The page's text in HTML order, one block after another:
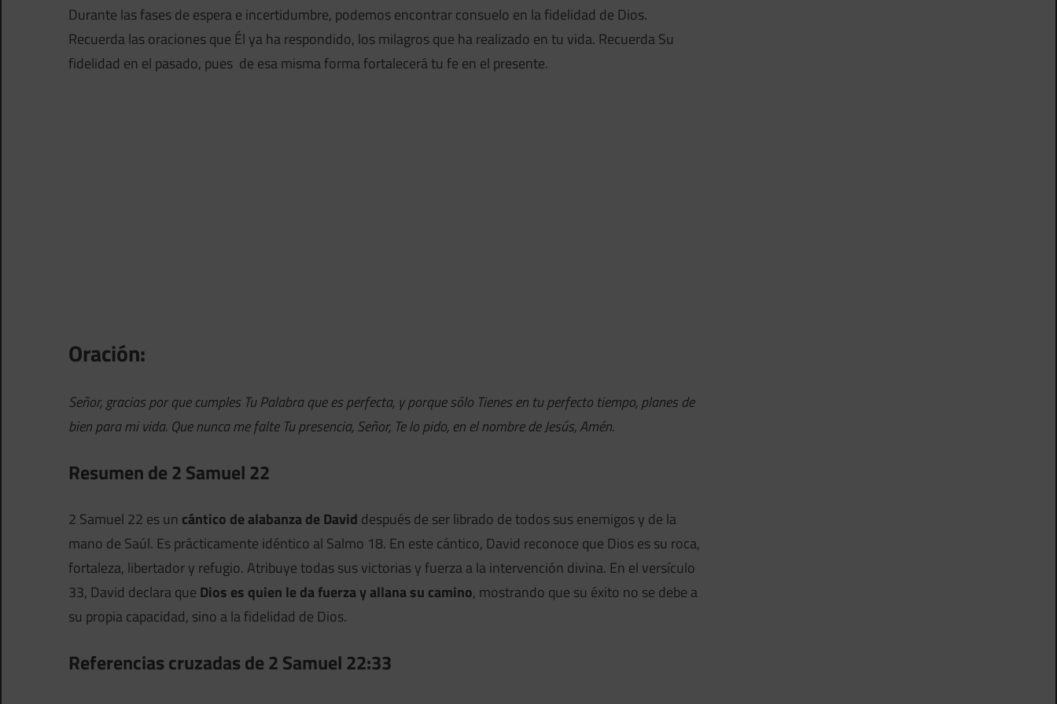
Durante las fases de espera e incertidumbre, podemos encontrar consuelo en la fidelidad de Dios.
Recuerda las oraciones que Él ya ha respondido, los milagros que ha realizado en tu vida. Recuerda Su
fidelidad en el pasado, pues de esa misma forma fortalecerá tu fe en el presente.
Oración:
Señor, gracias por que cumples Tu Palabra que es perfecta, y porque sólo Tienes en tu perfecto tiempo, planes de
bien para mi vida. Que nunca me falte Tu presencia, Señor, Te lo pido, en el nombre de Jesús, Amén.
Resumen de 2 Samuel 22
2 Samuel 22 es un cántico de alabanza de David después de ser librado de todos sus enemigos y de la
mano de Saúl. Es prácticamente idéntico al Salmo 18. En este cántico, David reconoce que Dios es su roca,
fortaleza, libertador y refugio. Atribuye todas sus victorias y fuerza a la intervención divina. En el versículo
33, David declara que Dios es quien le da fuerza y allana su camino, mostrando que su éxito no se debe a
su propia capacidad, sino a la fidelidad de Dios.
Referencias cruzadas de 2 Samuel 22:33